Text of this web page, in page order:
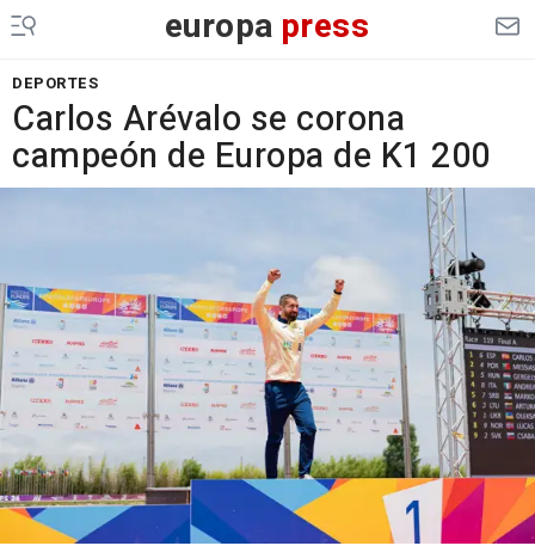
europa press
DEPORTES
Carlos Arévalo se corona
campeón de Europa de K1 200